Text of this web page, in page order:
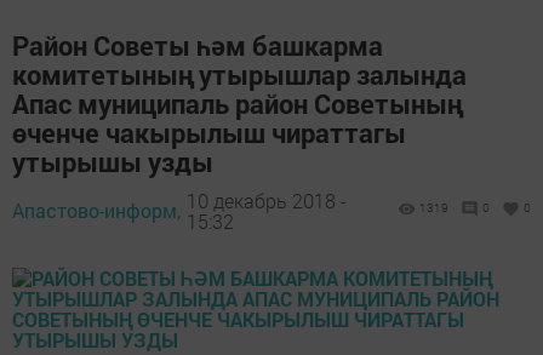
Район Советы һәм башкарма
комитетының утырышлар залында
Апас муниципаль район Советының
өченче чакырылыш чираттагы
утырышы узды
Апастово-информ, 10 декабрь 2018 -
15:32
1319 0 0